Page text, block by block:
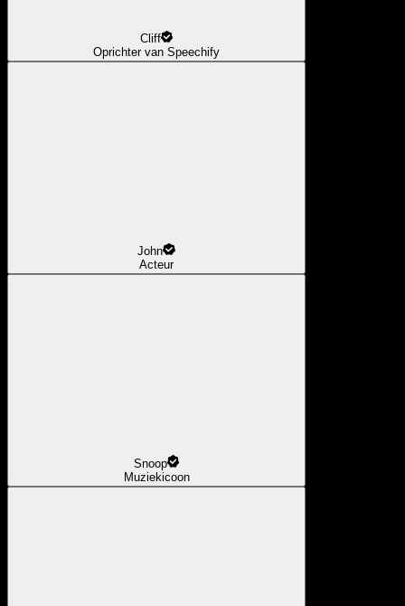
Cliff
Oprichter van Speechify
John
Acteur
Snoop
Muziekicoon